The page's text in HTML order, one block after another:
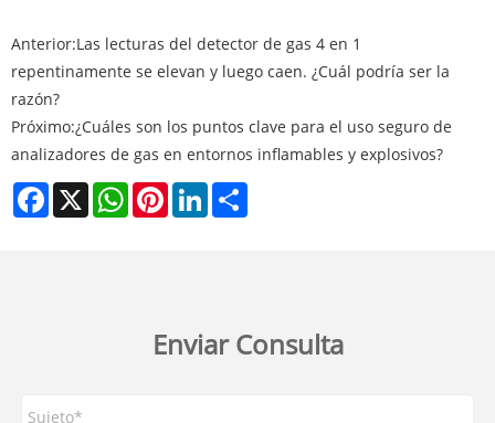
Anterior:Las lecturas del detector de gas 4 en 1
repentinamente se elevan y luego caen. ¿Cuál podría ser la
razón?
Próximo:¿Cuáles son los puntos clave para el uso seguro de
analizadores de gas en entornos inflamables y explosivos?
Facebook
X WhatsAppPinterestLinkedIn
Enviar Consulta